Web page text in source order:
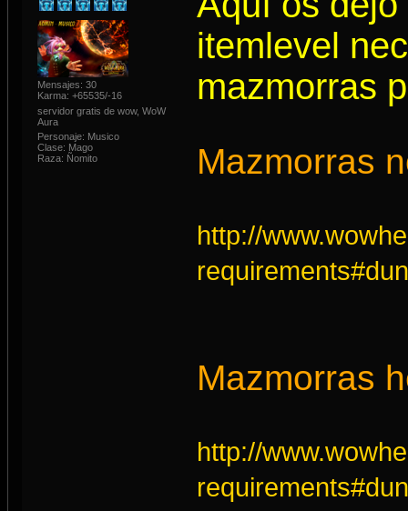
Mensajes: 30
Karma: +65535/-16
servidor gratis de wow, WoW
Aura
Personaje: Musico
Clase: Mago
Raza: Ñomito
itemlevel
mazmorras
Mazmorras
http://
Mazmorras
http://